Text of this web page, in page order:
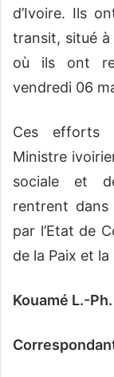
d’Ivoire. Ils
transit, situé à
où ils ont
vendredi 06
Ces efforts
Ministre
sociale et
rentrent
par l’Etat de
de la Paix et
Kouamé L.-